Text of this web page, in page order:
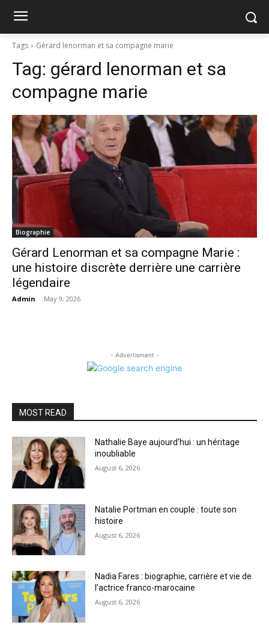
Tags Gérard lenorman et sa compagne marie
Tag: gérard lenorman et sa
compagne marie
Biographie
Gérard Lenorman et sa compagne Marie :
une histoire discrète derrière une carrière
légendaire
Admin - May 9, 2026
- Advertisment -
MOST READ
Nathalie Baye aujourd’hui : un héritage
inoubliable
August 6, 2026
Natalie Portman en couple : toute son
histoire
August 6, 2026
Nadia Fares : biographie, carrière et vie de
l’actrice franco-marocaine
August 6, 2026